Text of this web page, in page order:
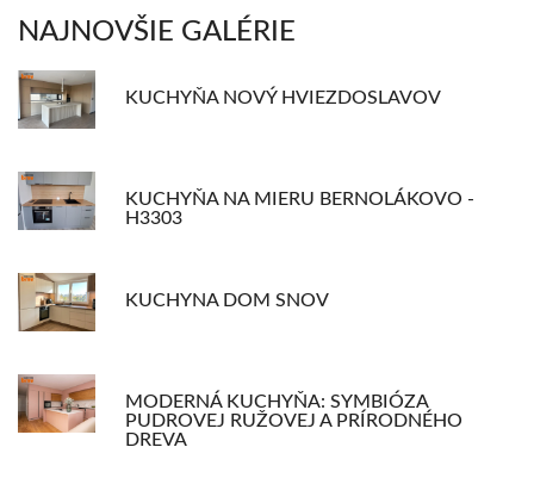
NAJNOVŠIE GALÉRIE
KUCHYŇA NOVÝ HVIEZDOSLAVOV
KUCHYŇA NA MIERU BERNOLÁKOVO -
H3303
KUCHYNA DOM SNOV
MODERNÁ KUCHYŇA: SYMBIÓZA
PUDROVEJ RUŽOVEJ A PRÍRODNÉHO
DREVA